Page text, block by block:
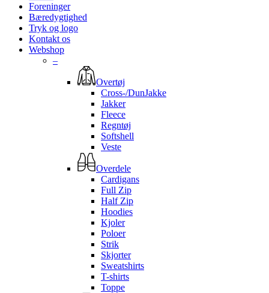
Foreninger
Bæredygtighed
Tryk og logo
Kontakt os
Webshop
–
Overtøj
Cross-/DunJakke
Jakker
Fleece
Regntøj
Softshell
Veste
Overdele
Cardigans
Full Zip
Half Zip
Hoodies
Kjoler
Poloer
Strik
Skjorter
Sweatshirts
T-shirts
Toppe